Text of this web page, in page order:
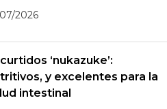
2026
‘nukazuke’:
y excelentes para la
intestinal